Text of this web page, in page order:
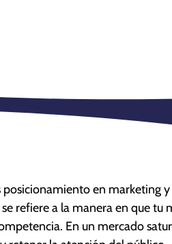
posicionamiento en marketing
refiere a la manera en que tu
En un mercado